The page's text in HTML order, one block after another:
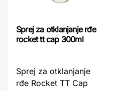
Sprej za otklanjanje rđe
rocket tt cap 300ml
Sprej za otklanjanje
rđe Rocket TT Cap